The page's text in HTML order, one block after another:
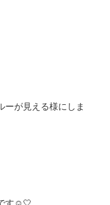
ーが見える様にしま
す☺️🤍